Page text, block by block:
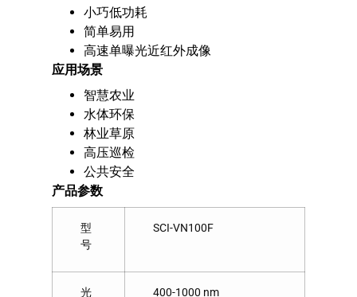
小巧低功耗
简单易用
高速单曝光近红外成像
应用场景
智慧农业
水体环保
林业草原
高压巡检
公共安全
产品参数
型
号
SCI-VN100F
光 400-1000 nm